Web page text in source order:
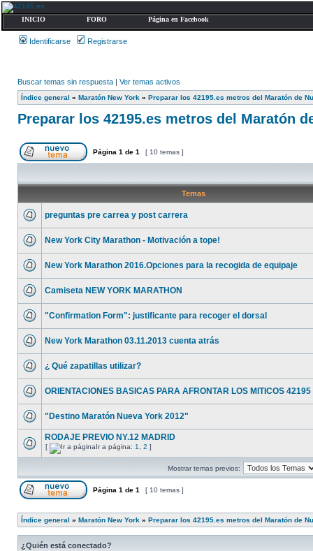
INICIO FORO Página en Facebook
Identificarse Registrarse
Buscar temas sin respuesta | Ver temas activos
Índice general » Maratón New York » Preparar los 42195.es metros del Maratón de
Preparar los 42195.es metros del Maratón
Página 1 de 1 [ 10 temas ]
Temas
preguntas pre carrea y post carrera
New York City Marathon - Motivación a tope!
New York Marathon 2016.Opciones para la recogida de equipaje
Camiseta NEW YORK MARATHON
"Confirmation Form": justificante para recoger el dorsal
New York Marathon 03.11.2013 cuenta atrás
¿ Qué zapatillas utilizar?
ORIENTACIONES BASICAS PARA AFRONTAR LOS MITICOS 42195
"Destino Maratón Nueva York 2012"
RODAJE PREVIO NY.12 MADRID
[ Ir a página: 1 2 ]
Mostrar temas previos:
Página 1 de 1 [ 10 temas ]
Índice general » Maratón New York » Preparar los 42195.es metros del Maratón de
¿Quién está conectado?